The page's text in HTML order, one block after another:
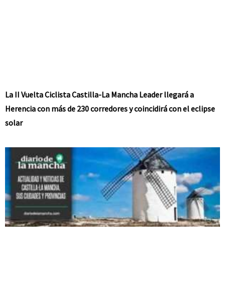
La II Vuelta Ciclista Castilla-La Mancha Leader llegará a
Herencia con más de 230 corredores y coincidirá con el eclipse
solar